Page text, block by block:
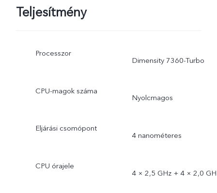
Teljesítmény
Processzor
Dimensity 7360-Turbo
CPU-magok száma
Nyolcmagos
Eljárási csomópont
4 nanométeres
CPU órajele
4 × 2,5 GHz + 4 × 2,0